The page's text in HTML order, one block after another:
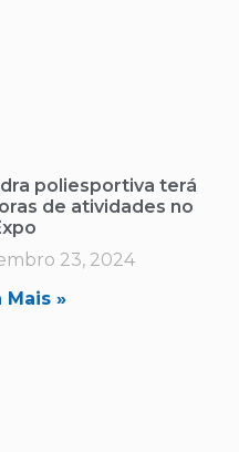
poliesportiva terá
de atividades no
23, 2024
Mais »